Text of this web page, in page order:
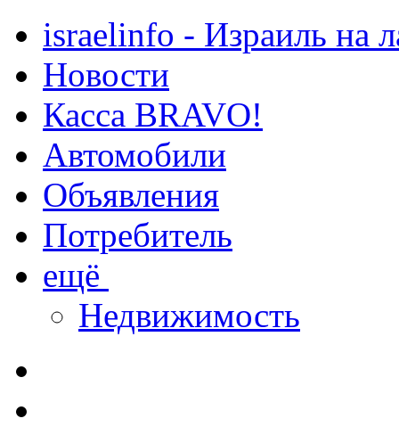
israelinfo - Израиль на
Новости
Касса BRAVO!
Автомобили
Объявления
Потребитель
ещё
Недвижимость